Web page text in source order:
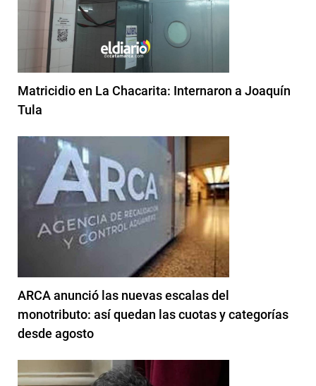
Matricidio en La Chacarita: Internaron a Joaquín
Tula
ARCA anunció las nuevas escalas del
monotributo: así quedan las cuotas y categorías
desde agosto